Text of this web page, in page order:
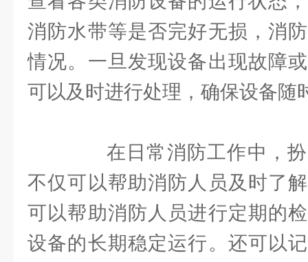
消防水带等是否完好无损，消
情况。一旦发现设备出现故障
可以及时进行处理，确保设备随
在日常消防工作中，扮
不仅可以帮助消防人员及时了
可以帮助消防人员进行定期的
设备的长期稳定运行。还可以